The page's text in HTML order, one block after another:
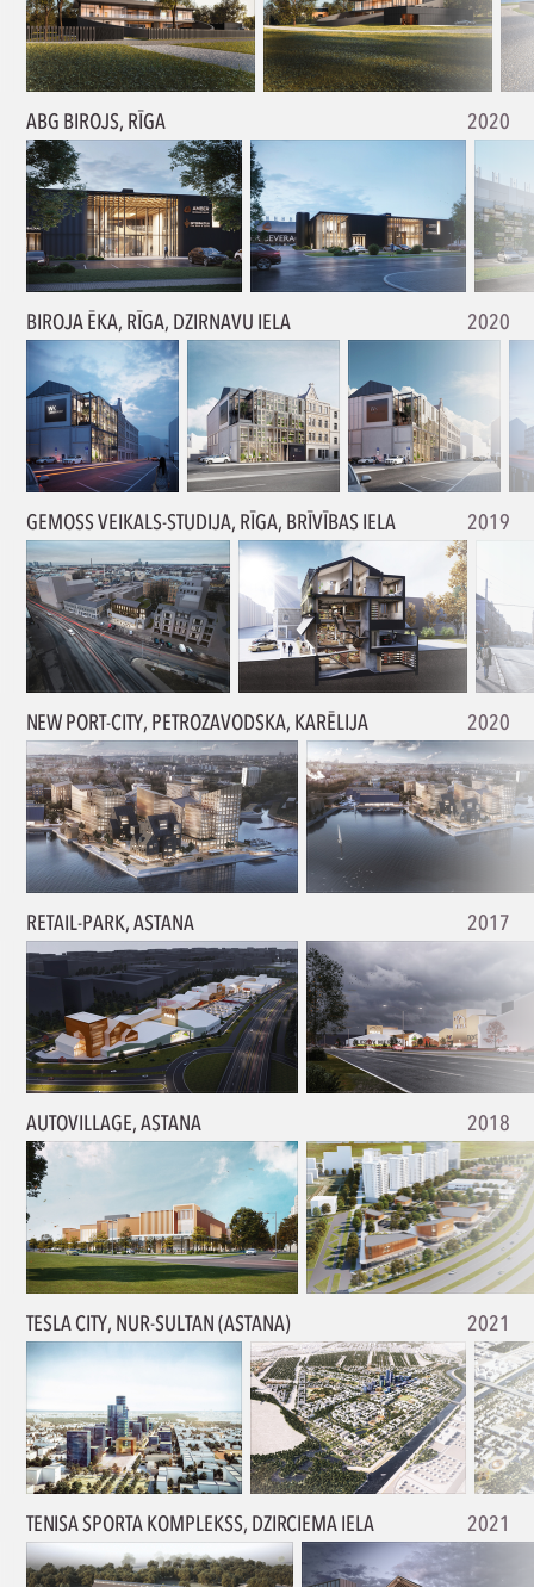
ABG BIROJS, RĪGA 2020
BIROJA ĒKA, RĪGA, DZIRNAVU IELA 2020
GEMOSS VEIKALS-STUDIJA, RĪGA, BRĪVĪBAS IELA 2019
NEW PORT-CITY, PETROZAVODSKA, KARĒLIJA 2020
RETAIL-PARK, ASTANA 2017
AUTOVILLAGE, ASTANA 2018
TESLA CITY, NUR-SULTAN (ASTANA) 2021
TENISA SPORTA KOMPLEKSS, DZIRCIEMA IELA 2021